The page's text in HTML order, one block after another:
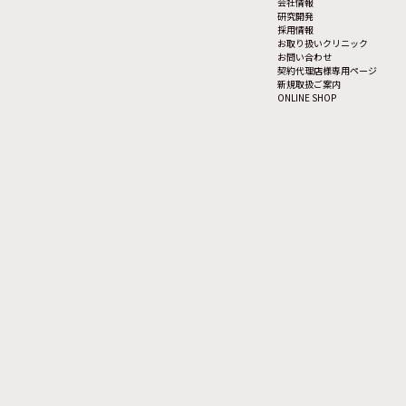
研究開発
採用情報
お取り扱いクリニック
お問い合わせ
契約代理店様専用ページ
新規取扱ご案内
ONLINE SHOP